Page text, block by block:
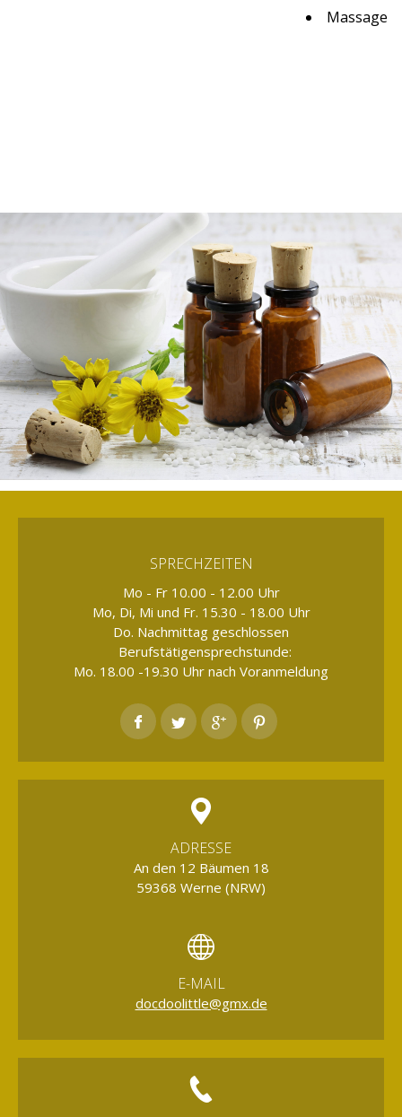
Massage
SPRECHZEITEN
Mo - Fr 10.00 - 12.00 Uhr
Mo, Di, Mi und Fr. 15.30 - 18.00 Uhr
Do. Nachmittag geschlossen
Berufstätigensprechstunde:
Mo. 18.00 -19.30 Uhr nach Voranmeldung
ADRESSE
An den 12 Bäumen 18
59368 Werne (NRW)
E-MAIL
docdoolittle@gmx.de